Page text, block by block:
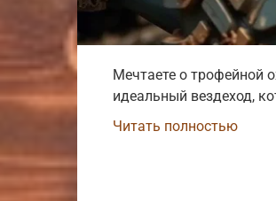
Мечтаете о трофейной
идеальный вездеход,
Читать полностью